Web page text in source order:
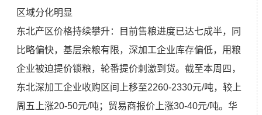
区域分化明显
东北产区价格持续攀升：目前售粮进度已达七成半，同
比略偏快，基层余粮有限，深加工企业库存偏低，用粮
企业被迫提价锁粮，轮番提价刺激到货。截至本周四，
东北深加工企业收购区间上移至2260-2330元/吨，较上
周五上涨20-50元/吨；贸易商报价上涨30-40元/吨。华